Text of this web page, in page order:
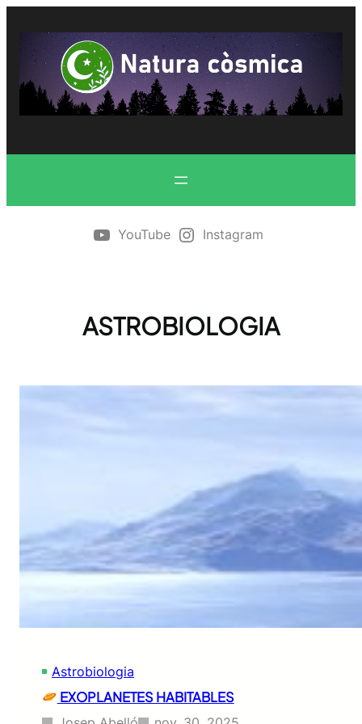
contingut
YouTube Instagram
ASTROBIOLOGIA
Astrobiologia
EXOPLANETES HABITABLES